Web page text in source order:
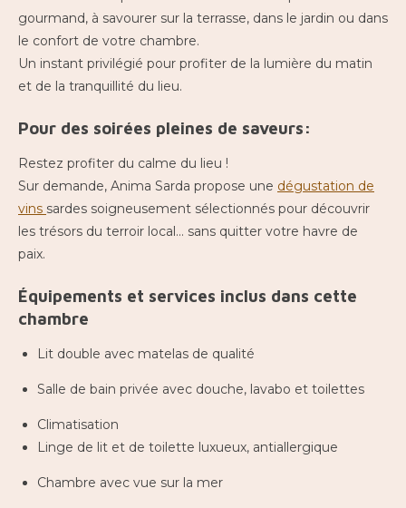
gourmand, à savourer sur la terrasse, dans le jardin ou dans
le confort de votre chambre.
Un instant privilégié pour profiter de la lumière du matin
et de la tranquillité du lieu.
Pour des soirées pleines de saveurs:
Restez profiter du calme du lieu !
Sur demande, Anima Sarda propose une dégustation de
vins sardes soigneusement sélectionnés pour découvrir
les trésors du terroir local… sans quitter votre havre de
paix.
Équipements et services inclus dans cette
chambre
Lit double avec matelas de qualité
Salle de bain privée avec douche, lavabo et toilettes
Climatisation
Linge de lit et de toilette luxueux, antiallergique
Chambre avec vue sur la mer